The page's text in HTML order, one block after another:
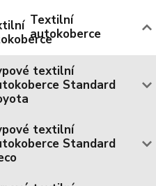
Textilní
autokoberce
textilní
Standard
textilní
Standard